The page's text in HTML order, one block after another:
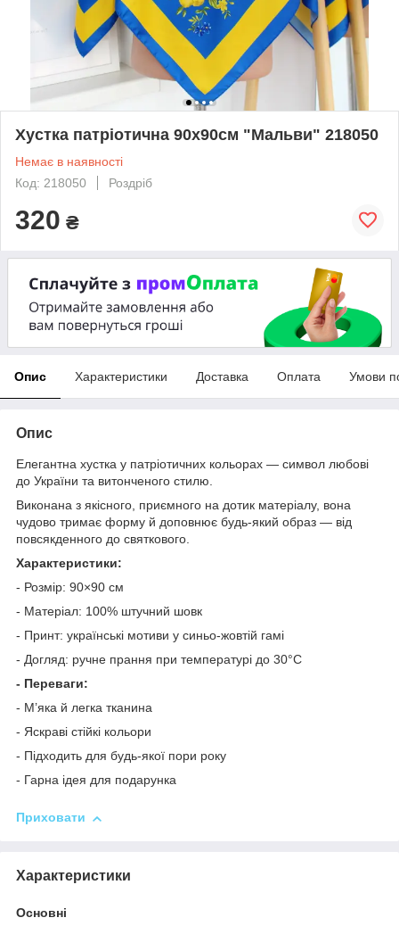
Хустка патріотична 90х90см "Мальви" 218050
Немає в наявності
Код: 218050
Роздріб
320 ₴
Опис Характеристики Доставка Оплата Умови
Опис
Елегантна хустка у патріотичних кольорах — символ любові
до України та витонченого стилю.
Виконана з якісного, приємного на дотик матеріалу, вона
чудово тримає форму й доповнює будь-який образ — від
повсякденного до святкового.
Характеристики:
- Розмір: 90×90 см
- Матеріал: 100% штучний шовк
- Принт: українські мотиви у синьо-жовтій гамі
- Догляд: ручне прання при температурі до 30°C
- Переваги:
- М’яка й легка тканина
- Яскраві стійкі кольори
- Підходить для будь-якої пори року
- Гарна ідея для подарунка
Приховати
Характеристики
Основні